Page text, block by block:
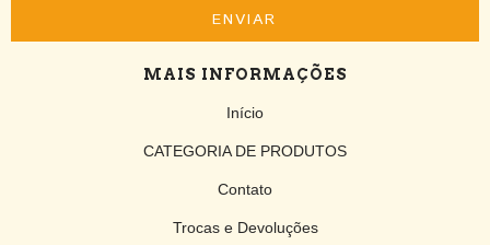
MAIS INFORMAÇÕES
Início
CATEGORIA DE PRODUTOS
Contato
Trocas e Devoluções